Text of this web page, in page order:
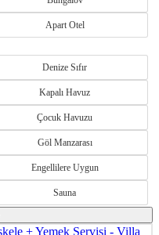
Apart Otel
Denize Sıfır
Kapalı Havuz
Çocuk Havuzu
Göl Manzarası
Engellilere Uygun
Sauna